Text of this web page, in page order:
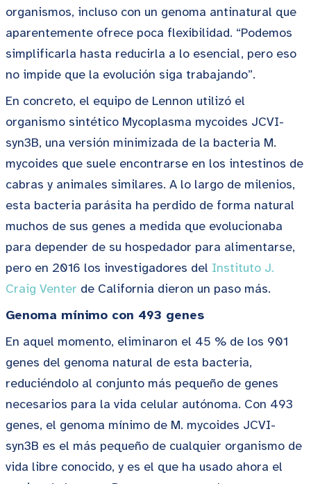
organismos, incluso con un genoma antinatural que
aparentemente ofrece poca flexibilidad. “Podemos
simplificarla hasta reducirla a lo esencial, pero eso
no impide que la evolución siga trabajando”.
En concreto, el equipo de Lennon utilizó el
organismo sintético Mycoplasma mycoides JCVI-
syn3B, una versión minimizada de la bacteria M.
mycoides que suele encontrarse en los intestinos de
cabras y animales similares. A lo largo de milenios,
esta bacteria parásita ha perdido de forma natural
muchos de sus genes a medida que evolucionaba
para depender de su hospedador para alimentarse,
pero en 2016 los investigadores del Instituto J.
Craig Venter de California dieron un paso más.
Genoma mínimo con 493 genes
En aquel momento, eliminaron el 45 % de los 901
genes del genoma natural de esta bacteria,
reduciéndolo al conjunto más pequeño de genes
necesarios para la vida celular autónoma. Con 493
genes, el genoma mínimo de M. mycoides JCVI-
syn3B es el más pequeño de cualquier organismo de
vida libre conocido, y es el que ha usado ahora el